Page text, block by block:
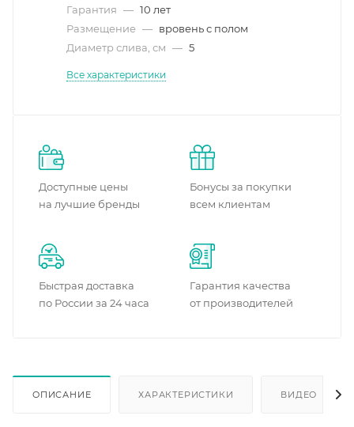
Гарантия — 10 лет
Размещение — вровень с полом
Диаметр слива, см — 5
Все характеристики
Доступные цены
на лучшие бренды
Бонусы за покупки
всем клиентам
Быстрая доставка
по России за 24 часа
Гарантия качества
от производителей
ОПИСАНИЕ ХАРАКТЕРИСТИКИ ВИДЕО